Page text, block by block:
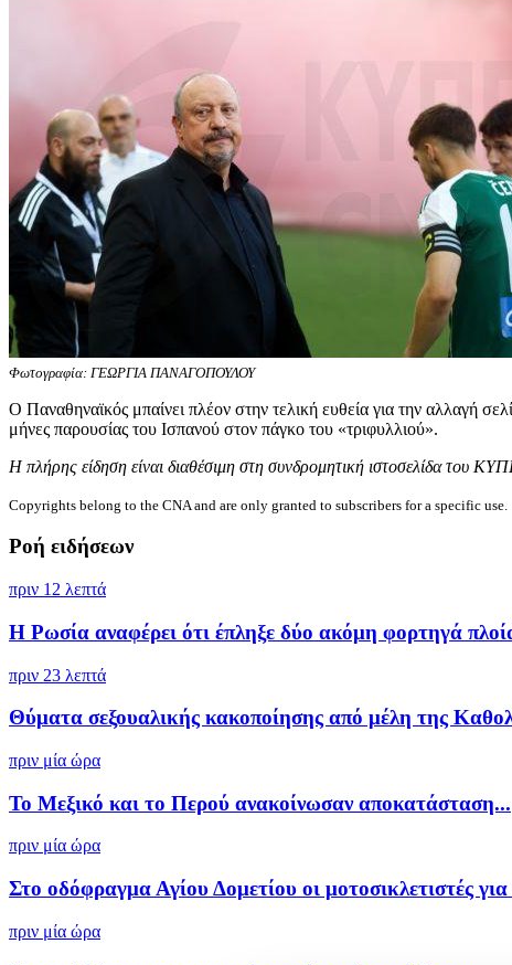
Φωτογραφία: ΓΕΩΡΓΙΑ ΠΑΝΑΓΟΠΟΥΛΟΥ
Ο Παναθηναϊκός μπαίνει πλέον στην τελική ευθεία για την αλλαγή
μήνες παρουσίας του Ισπανού στον πάγκο του «τριφυλλιού».
Η πλήρης είδηση είναι διαθέσιμη στη συνδρομητική ιστοσελίδα του
Copyrights belong to the CNA and are only granted to subscribers for a specific use.
Ροή ειδήσεων
πριν 12 λεπτά
Η Ρωσία αναφέρει ότι έπληξε δύο ακόμη φορτηγά
πριν 23 λεπτά
Θύματα σεξουαλικής κακοποίησης από μέλη της
πριν μία ώρα
Το Μεξικό και το Περού ανακοίνωσαν αποκατάσταση...
πριν μία ώρα
Στο οδόφραγμα Αγίου Δομετίου οι μοτοσικλετιστές
πριν μία ώρα